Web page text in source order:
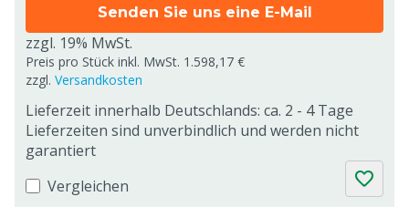
Senden Sie uns eine E-Mail
zzgl. 19% MwSt.
Preis pro Stück inkl. MwSt. 1.598,17 €
zzgl. Versandkosten
Lieferzeit innerhalb Deutschlands: ca. 2 - 4 Tage
Lieferzeiten sind unverbindlich und werden nicht
garantiert
Vergleichen